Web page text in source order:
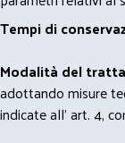
Tempi di
Modalità del
adottando misure
indicate all' art. 4,